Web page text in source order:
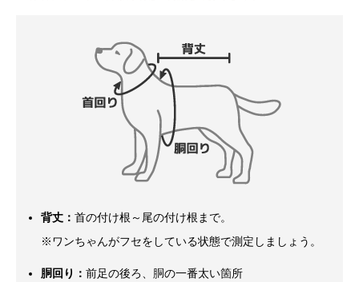
背丈： 首の付け根～尾の付け根まで。
※ワンちゃんがフセをしている状態で測定しましょう。
胴回り： 前足の後ろ、胴の一番太い箇所